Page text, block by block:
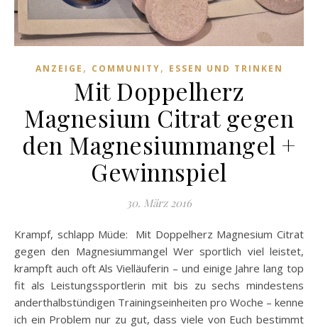
ANZEIGE , COMMUNITY, ESSEN UND TRINKEN
Mit Doppelherz
Magnesium Citrat gegen
den Magnesiummangel +
Gewinnspiel
30. März 2016
Krampf, schlapp Müde: Mit Doppelherz Magnesium Citrat
gegen den Magnesiummangel Wer sportlich viel leistet,
krampft auch oft Als Vielläuferin – und einige Jahre lang top
fit als Leistungssportlerin mit bis zu sechs mindestens
anderthalbstündigen Trainingseinheiten pro Woche – kenne
ich ein Problem nur zu gut, dass viele von Euch bestimmt